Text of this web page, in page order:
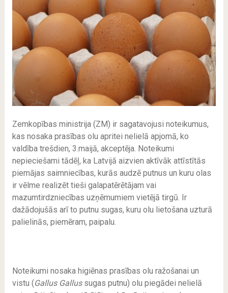
Zemkopības ministrija (ZM) ir sagatavojusi noteikumus,
kas nosaka prasības olu apritei nelielā apjomā, ko
valdība trešdien, 3.maijā, akceptēja. Noteikumi
nepieciešami tādēļ, ka Latvijā aizvien aktīvāk attīstītās
piemājas saimniecības, kurās audzē putnus un kuru olas
ir vēlme realizēt tieši galapatērētājam vai
mazumtirdzniecības uzņēmumiem vietējā tirgū. Ir
dažādojušās arī to putnu sugas, kuru olu lietošana uzturā
palielinās, piemēram, paipalu.
Noteikumi nosaka higiēnas prasības olu ražošanai un
vistu (Gallus Gallussugas putnu) olu piegādei nelielā